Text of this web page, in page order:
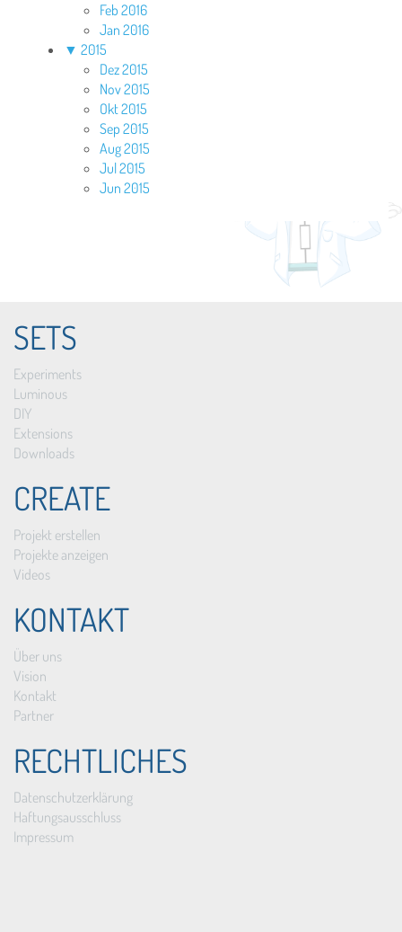
Feb 2016
Jan 2016
▼ 2015
Dez 2015
Nov 2015
Okt 2015
Sep 2015
Aug 2015
Jul 2015
Jun 2015
SETS
Experiments
Luminous
DIY
Extensions
Downloads
CREATE
Projekt erstellen
Projekte anzeigen
Videos
KONTAKT
Über uns
Vision
Kontakt
Partner
RECHTLICHES
Datenschutzerklärung
Haftungsausschluss
Impressum